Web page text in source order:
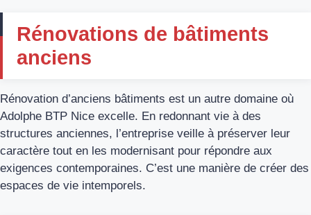
Rénovations de bâtiments
anciens
Rénovation d’anciens bâtiments est un autre domaine où
Adolphe BTP Nice excelle. En redonnant vie à des
structures anciennes, l’entreprise veille à préserver leur
caractère tout en les modernisant pour répondre aux
exigences contemporaines. C’est une manière de créer des
espaces de vie intemporels.